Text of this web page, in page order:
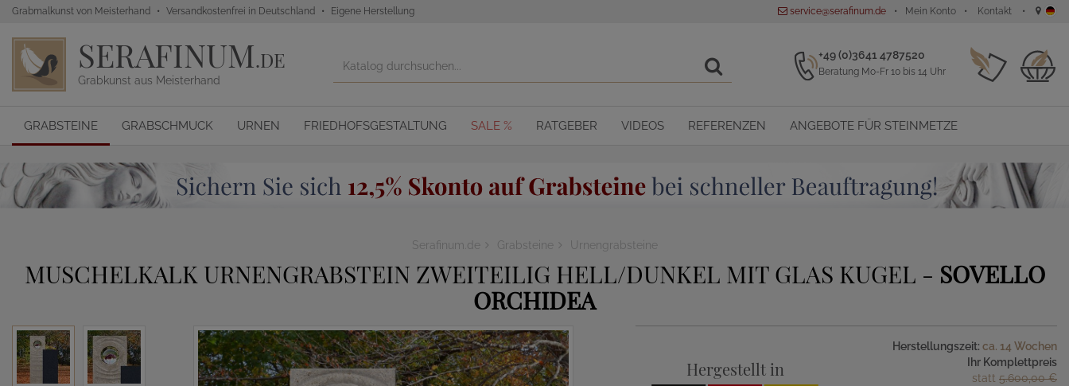
Grabmalkunst von Meisterhand Versandkostenfrei in Deutschland Eigene Herstellung service@serafinum.de Mein Konto Kontakt
SERAFINUM.DE
Grabkunst aus Meisterhand
+49 (0)3641 4787520
Beratung Mo-Fr 10 bis 14 Uhr
GRABSTEINE GRABSCHMUCK URNEN FRIEDHOFSGESTALTUNG SALE % RATGEBER VIDEOS REFERENZEN ANGEBOTE FÜR STEINMETZE
Serafinum.de Grabsteine Urnengrabsteine
MUSCHELKALK URNENGRABSTEIN ZWEITEILIG HELL/DUNKEL MIT GLAS KUGEL - SOVELLO
ORCHIDEA
Hergestellt in
Herstellungszeit: ca. 14 Wochen
Ihr Komplettpreis
statt 5.600,00 €